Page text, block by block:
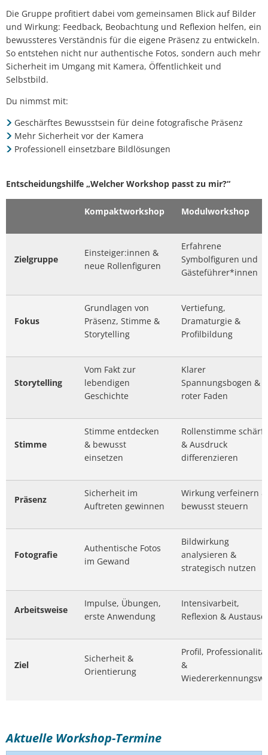
Die Gruppe profitiert dabei vom gemeinsamen Blick auf Bilder
und Wirkung: Feedback, Beobachtung und Reflexion helfen, ein
bewussteres Verständnis für die eigene Präsenz zu entwickeln.
So entstehen nicht nur authentische Fotos, sondern auch mehr
Sicherheit im Umgang mit Kamera, Öffentlichkeit und
Selbstbild.
Du nimmst mit:
Geschärftes Bewusstsein für deine fotografische Präsenz
Mehr Sicherheit vor der Kamera
Professionell einsetzbare Bildlösungen
Entscheidungshilfe „Welcher Workshop passt zu mir?“
Kompaktworkshop Modulworkshop
Zielgruppe
Einsteiger:innen &
neue Rollenfiguren
Erfahrene
Symbolfiguren und
Gästeführer*innen
Fokus
Grundlagen von
Präsenz, Stimme &
Storytelling
Vertiefung,
Dramaturgie &
Profilbildung
Storytelling
Vom Fakt zur
lebendigen
Geschichte
Klarer
Spannungsbogen &
roter Faden
Stimme
Stimme entdecken
& bewusst
einsetzen
Rollenstimme
& Ausdruck
differenzieren
Präsenz
Sicherheit im
Auftreten gewinnen
Wirkung verfeinern &
bewusst steuern
Fotografie
Authentische Fotos
im Gewand
Bildwirkung
analysieren &
strategisch nutzen
Arbeitsweise
Impulse, Übungen,
erste Anwendung
Intensivarbeit,
Reflexion &
Ziel
Sicherheit &
Orientierung
Profil, Professionalität
&
Aktuelle Workshop-Termine